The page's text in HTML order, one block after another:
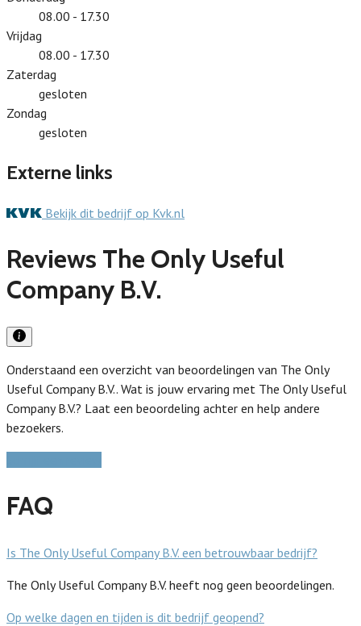
08.00 - 17.30
Vrijdag
08.00 - 17.30
Zaterdag
gesloten
Zondag
gesloten
Externe links
Bekijk dit bedrijf op Kvk.nl
Reviews The Only Useful
Company B.V.
Onderstaand een overzicht van beoordelingen van The Only
Useful Company B.V.. Wat is jouw ervaring met The Only Useful
Company B.V.? Laat een beoordeling achter en help andere
bezoekers.
FAQ
Is The Only Useful Company B.V. een betrouwbaar bedrijf?
The Only Useful Company B.V. heeft nog geen beoordelingen.
Op welke dagen en tijden is dit bedrijf geopend?